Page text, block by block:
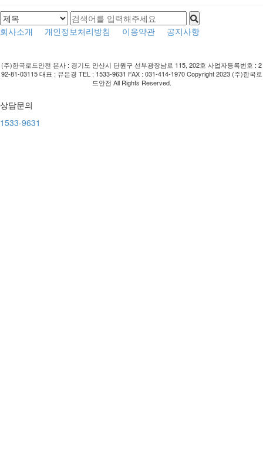
회사소개 개인정보처리방침 이용약관 공지사항
(주)한국로드안전 본사 : 경기도 안산시 단원구 선부광장남로 115, 202호 사업자등록번호 : 2
92-81-03115 대표 : 유은경 TEL : 1533-9631 FAX : 031-414-1970 Copyright 2023 (주)한국로
드안전 All Rights Reserved.
상담문의
1533-9631